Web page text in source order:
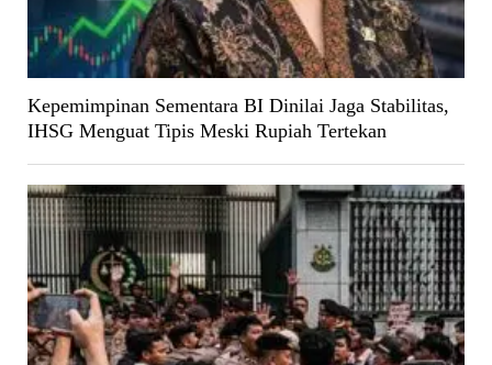
Kepemimpinan Sementara BI Dinilai Jaga Stabilitas,
IHSG Menguat Tipis Meski Rupiah Tertekan